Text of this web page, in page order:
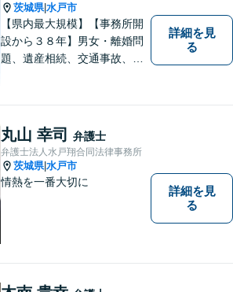
茨城県|水戸市
【県内最大規模】【事務所開
設から３８年】男女・離婚問
題、遺産相続、交通事故、労
地域密着の女性弁護士。お困
りごとがあればお気軽にご相
談ください！お一人おひとり
に誠実に向き合います。
詳細を見
る
丸山 幸司 弁護士
弁護士法人水戸翔合同法律事務所
茨城県|水戸市
情熱を一番大切に
詳細を見
る